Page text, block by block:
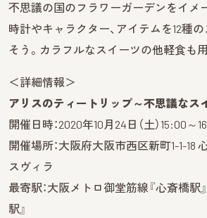
不思議の国のフラワーガーデンをイメ
時計やキャラクター、アイテムを12種
そう。カラフルなスイーツの他軽食も
＜詳細情報＞
アリスのティートリップ～不思議なス
開催日時：2020年10月24日（土）15:00～
開催場所：大阪府大阪市西区新町1-1-18
スヴィラ
最寄駅：大阪メトロ御堂筋線『心斎橋駅
駅』